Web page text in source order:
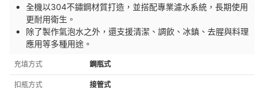
全機以304不鏽鋼材質打造，並搭配專業濾水系統，長期使用
更耐用衛生。
除了製作氣泡水之外，還支援清潔、調飲、冰鎮、去腥與料理
應用等多種用途。
充填方式 鋼瓶式
扣瓶方式 接管式